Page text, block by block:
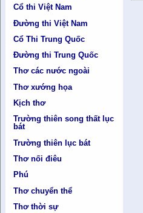
Cổ thi Việt Nam
Đường thi Việt Nam
Cổ Thi Trung Quốc
Đường thi Trung Quốc
Thơ các nước ngoài
Thơ xướng họa
Kịch thơ
Trường thiên song thất lục
bát
Trường thiên lục bát
Thơ nối điêu
Phú
Thơ chuyển thể
Thơ thời sự